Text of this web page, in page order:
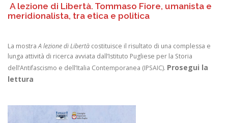
A lezione di Libertà. Tommaso Fiore, umanista e
meridionalista, tra etica e politica
La mostraA lezione di Libertà costituisce il risultato di una complessa e
lunga attività di ricerca avviata dall’Istituto Pugliese per la Storia
dell’Antifascismo e dell’Italia Contemporanea (IPSAIC). Prosegui la
lettura